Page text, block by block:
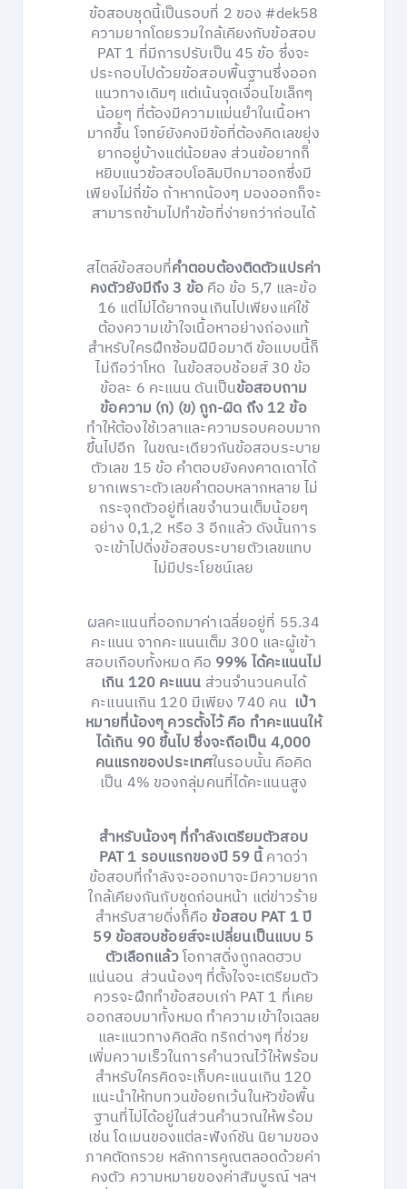
ข้อสอบชุดนี้เป็นรอบที่ 2 ของ #dek58
ความยากโดยรวมใกล้เคียงกับข้อสอบ
PAT 1 ที่มีการปรับเป็น 45 ข้อ ซึ่งจะ
ประกอบไปด้วยข้อสอบพื้นฐานซึ่งออก
แนวทางเดิมๆ แต่เน้นจุดเงื่อนไขเล็กๆ
น้อยๆ ที่ต้องมีความแม่นยำในเนื้อหา
มากขึ้น โจทย์ยังคงมีข้อที่ต้องคิดเลขยุ่ง
ยากอยู่บ้างแต่น้อยลง ส่วนข้อยากก็
หยิบแนวข้อสอบโอลิมปิกมาออกซึ่งมี
เพียงไม่กี่ข้อ ถ้าหากน้องๆ มองออกก็จะ
สามารถข้ามไปทำข้อที่ง่ายกว่าก่อนได้
สไตล์ข้อสอบที่คำตอบต้องติดตัวแปรค่า
คงตัวยังมีถึง 3 ข้อคือ ข้อ 5,7 และข้อ
16 แต่ไม่ได้ยากจนเกินไปเพียงแค่ใช้
ต้องความเข้าใจเนื้อหาอย่างถ่องแท้
สำหรับใครฝึกซ้อมฝีมือมาดี ข้อแบบนี้ก็
ไม่ถือว่าโหด ในข้อสอบช้อยส์ 30 ข้อ
ข้อละ 6 คะแนน ดันเป็นข้อสอบถาม
ข้อความ (ก) (ข) ถูก-ผิด ถึง 12 ข้อ
ทำให้ต้องใช้เวลาและความรอบคอบมาก
ขึ้นไปอีก ในขณะเดียวกันข้อสอบระบาย
ตัวเลข 15 ข้อ คำตอบยังคงคาดเดาได้
ยากเพราะตัวเลขคำตอบหลากหลาย ไม่
กระจุกตัวอยู่ที่เลขจำนวนเต็มน้อยๆ
อย่าง 0,1,2 หรือ 3 อีกแล้ว ดังนั้นการ
จะเข้าไปดิ่งข้อสอบระบายตัวเลขแทบ
ไม่มีประโยชน์เลย
ผลคะแนนที่ออกมาค่าเฉลี่ยอยู่ที่ 55.34
คะแนน จากคะแนนเต็ม 300 และผู้เข้า
สอบเกือบทั้งหมด คือ 99% ได้คะแนนไม่
เกิน 120 คะแนน ส่วนจำนวนคนได้
คะแนนเกิน 120 มีเพียง 740 คน เป้า
หมายที่น้องๆ ควรตั้งไว้ คือ ทำคะแนนให้
ได้เกิน 90 ขึ้นไป ซึ่งจะถือเป็น 4,000
คนแรกของประเทศในรอบนั้น คือคิด
เป็น 4% ของกลุ่มคนที่ได้คะแนนสูง
สำหรับน้องๆ ที่กำลังเตรียมตัวสอบ
PAT 1 รอบแรกของปี 59 นี้คาดว่า
ข้อสอบที่กำลังจะออกมาจะมีความยาก
ใกล้เคียงกันกับชุดก่อนหน้า แต่ข่าวร้าย
สำหรับสายดิ่งก็คือ ข้อสอบ PAT 1 ปี
59 ข้อสอบช้อยส์จะเปลี่ยนเป็นแบบ 5
ตัวเลือกแล้วโอกาสดิ่งถูกลดฮวบ
แน่นอน ส่วนน้องๆ ที่ตั้งใจจะเตรียมตัว
ควรจะฝึกทำข้อสอบเก่า PAT 1 ที่เคย
ออกสอบมาทั้งหมด ทำความเข้าใจเฉลย
และแนวทางคิดลัด ทริกต่างๆ ที่ช่วย
เพิ่มความเร็วในการคำนวณไว้ให้พร้อม
สำหรับใครคิดจะเก็บคะแนนเกิน 120
แนะนำให้ทบทวนข้อยกเว้นในหัวข้อพื้น
ฐานที่ไม่ได้อยู่ในส่วนคำนวณให้พร้อม
เช่น โดเมนของแต่ละฟังก์ชัน นิยามของ
ภาคตัดกรวย หลักการคูณตลอดด้วยค่า
คงตัว ความหมายของค่าสัมบูรณ์ ฯลฯ